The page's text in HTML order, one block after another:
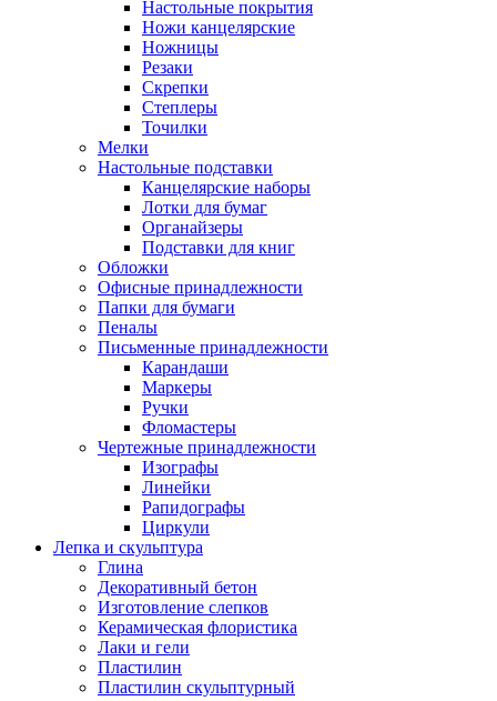
Настольные покрытия
Ножи канцелярские
Ножницы
Резаки
Скрепки
Степлеры
Точилки
Мелки
Настольные подставки
Канцелярские наборы
Лотки для бумаг
Органайзеры
Подставки для книг
Обложки
Офисные принадлежности
Папки для бумаги
Пеналы
Письменные принадлежности
Карандаши
Маркеры
Ручки
Фломастеры
Чертежные принадлежности
Изографы
Линейки
Рапидографы
Циркули
Лепка и скульптура
Глина
Декоративный бетон
Изготовление слепков
Керамическая флористика
Лаки и гели
Пластилин
Пластилин скульптурный